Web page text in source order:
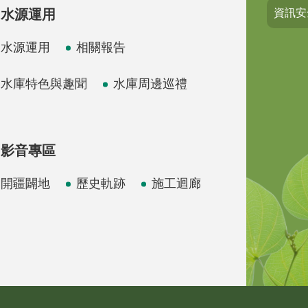
水源運用
水源運用 相關報告
水庫特色與趣聞 水庫周邊巡禮
影音專區
開疆闢地 歷史軌跡 施工迴廊
資訊